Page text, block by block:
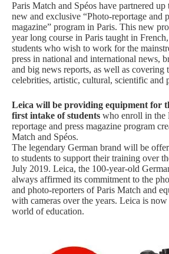
Paris Match and Spéos have partnered up
new and exclusive “Photo-reportage and
magazine” program in Paris. This new
year long course in Paris taught in
students who wish to work for the
press in national and international news,
and big news reports, as well as covering
celebrities, artistic, cultural, scientific and
Leica will be providing equipment for
first intake of students who enroll in the
reportage and press magazine program
Match and Spéos.
The legendary German brand will be
to students to support their training over
July 2019. Leica, the 100-year-old
always affirmed its commitment to the
and photo-reporters of Paris Match and
with cameras over the years. Leica is
world of education.